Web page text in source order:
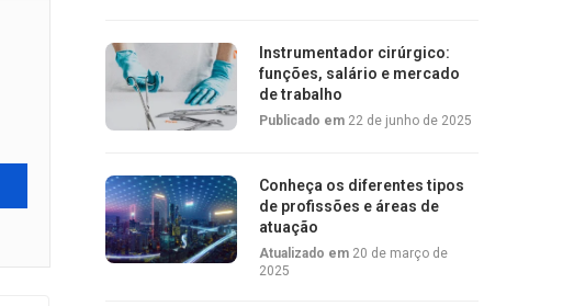
Instrumentador cirúrgico:
funções, salário e mercado
de trabalho
Publicado em 22 de junho de 2025
Conheça os diferentes tipos
de profissões e áreas de
atuação
Atualizado em 20 de março de
2025